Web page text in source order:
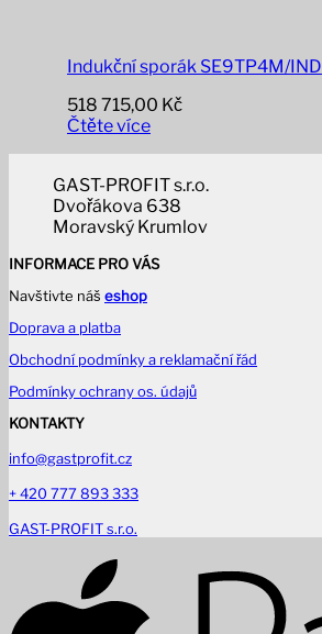
Indukční sporák SE9TP4M/IND
518 715,00 Kč
Čtěte více
GAST-PROFIT s.r.o.
Dvořákova 638
Moravský Krumlov
INFORMACE PRO VÁS
Navštivte náš eshop
Doprava a platba
Obchodní podmínky a reklamační řád
Podmínky ochrany os. údajů
KONTAKTY
info@gastprofit.cz
+ 420 777 893 333
GAST-PROFIT s.r.o.